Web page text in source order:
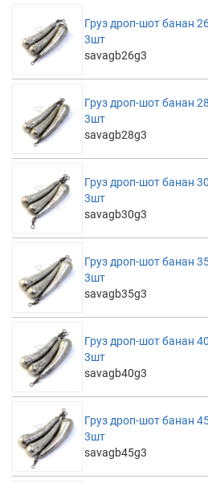
Груз дроп-шот банан
3шт
savagb26g3
Груз дроп-шот банан
3шт
savagb28g3
Груз дроп-шот банан
3шт
savagb30g3
Груз дроп-шот банан
3шт
savagb35g3
Груз дроп-шот банан
3шт
savagb40g3
Груз дроп-шот банан
3шт
savagb45g3